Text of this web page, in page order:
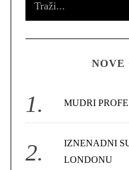
o
NOVE
MUDRI
IZNENADNI
LONDONU
e